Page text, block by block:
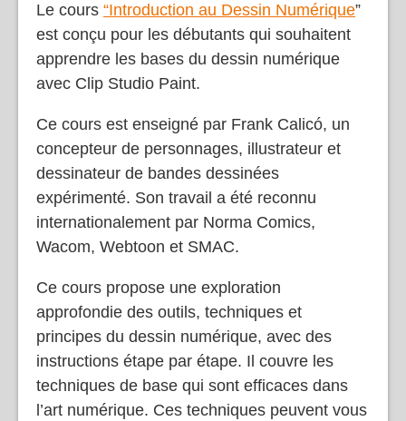
Le cours “Introduction au Dessin Numérique”
est conçu pour les débutants qui souhaitent
apprendre les bases du dessin numérique
avec Clip Studio Paint.
Ce cours est enseigné par Frank Calicó, un
concepteur de personnages, illustrateur et
dessinateur de bandes dessinées
expérimenté. Son travail a été reconnu
internationalement par Norma Comics,
Wacom, Webtoon et SMAC.
Ce cours propose une exploration
approfondie des outils, techniques et
principes du dessin numérique, avec des
instructions étape par étape. Il couvre les
techniques de base qui sont efficaces dans
l’art numérique. Ces techniques peuvent vous